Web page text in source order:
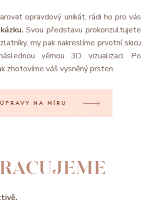
opravdový unikát, rádi ho pro vás
Svou představu prokonzultujete
my pak nakreslíme prvotní skicu
věrnou 3D vizualizaci. Po
zhotovíme váš vysněný prsten.
NA MÍRU